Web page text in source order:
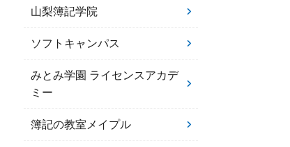
山梨簿記学院
ソフトキャンパス
みとみ学園 ライセンスアカデ
ミー
簿記の教室メイプル